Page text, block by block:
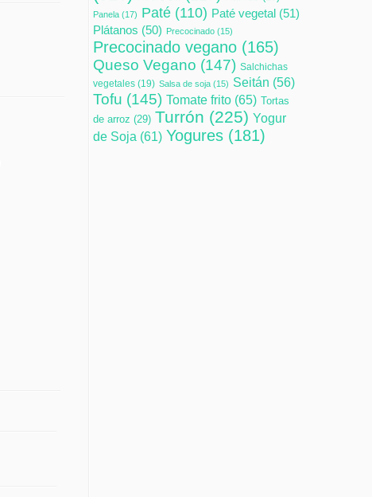
Panela (17) Paté (110) Paté vegetal (51)
Plátanos (50) Precocinado (15)
Precocinado vegano (165)
Queso Vegano (147) Salchichas
vegetales (19) Salsa de soja (15) Seitán (56)
Tofu (145) Tomate frito (65) Tortas
de arroz (29) Turrón (225) Yogur
de Soja (61) Yogures (181)